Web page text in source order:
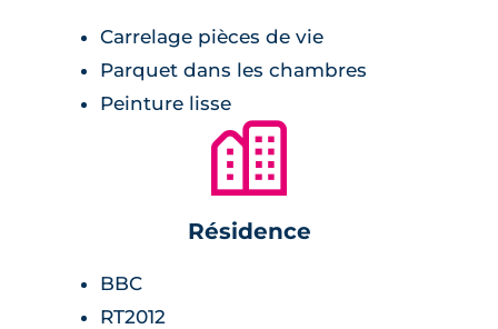
Carrelage pièces de vie
Parquet dans les chambres
Peinture lisse
🏙
Résidence
BBC
RT2012